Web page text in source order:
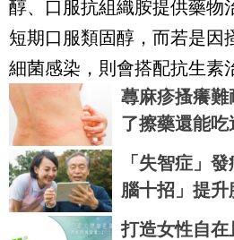
醇、口服抗組織胺提供藥物
短期口服類固醇，而若是因
細菌感染，則會搭配抗生素
蕁麻疹搔癢
了擦藥還能
「失智症」
腦十招」提
照一族」靠
打造女性自在